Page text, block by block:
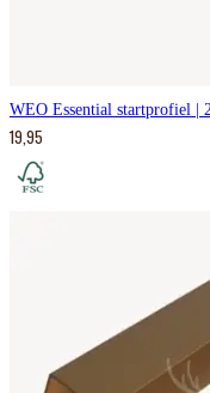
WEO Essential startprofiel |
19,95